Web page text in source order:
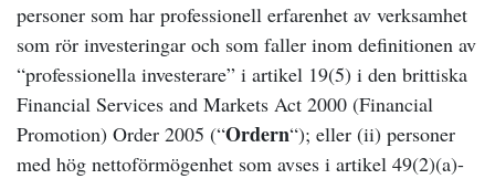
personer som har professionell erfarenhet av verksamhet
som rör investeringar och som faller inom definitionen av
“professionella investerare” i artikel 19(5) i den brittiska
Financial Services and Markets Act 2000 (Financial
Promotion) Order 2005 (“Ordern“); eller (ii) personer
med hög nettoförmögenhet som avses i artikel 49(2)(a)-